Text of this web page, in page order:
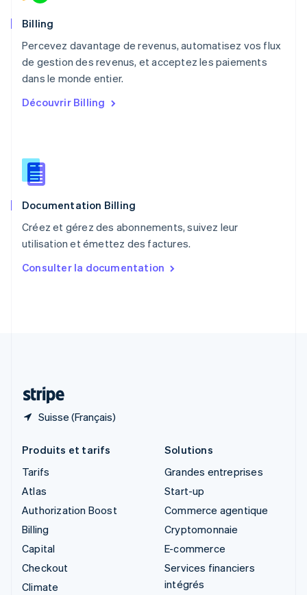
Billing
Percevez davantage de revenus, automatisez vos flux
de gestion des revenus, et acceptez les paiements
dans le monde entier.
Découvrir Billing
Documentation Billing
Créez et gérez des abonnements, suivez leur
utilisation et émettez des factures.
Consulter la documentation
Suisse (Français)
Nouvelle-Zélande
English
NederlandsEnglish
Pologne
English
Português English
English
Roumanie
Royaume-Uni
Singapour
English 简体中文
English
Produits et tarifs
Tarifs
Atlas
Authorization Boost
Billing
Capital
Checkout
Climate
Solutions
Grandes entreprises
Start-up
Commerce agentique
Cryptomonnaie
E-commerce
Services financiers
intégrés